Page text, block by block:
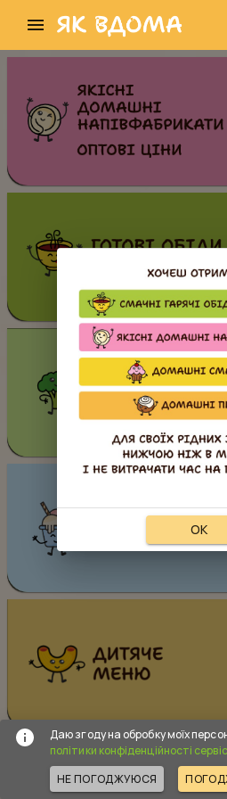
Даю згоду на обробку моїх
політики конфіденційності
НЕ ПОГОДЖУЮСЯ
OK